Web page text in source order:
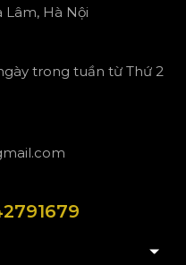
Lâm, Hà Nội
trong tuần từ Thứ 2